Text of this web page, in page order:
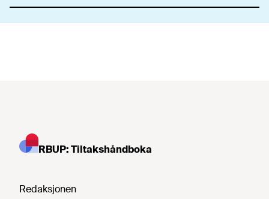
RBUP: Tiltakshåndboka
Redaksjonen